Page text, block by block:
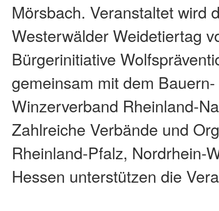
Mörsbach. Veranstaltet wird
Westerwälder Weidetiertag
Bürgerinitiative
gemeinsam mit dem
Winzerverband Rheinland-
Zahlreiche Verbände und
Rheinland-Pfalz, Nordrhein-
Hessen unterstützen die